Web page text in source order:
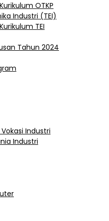
OTKP
Industri (TEI)
TEI
Tahun 2024
Industri
Industri